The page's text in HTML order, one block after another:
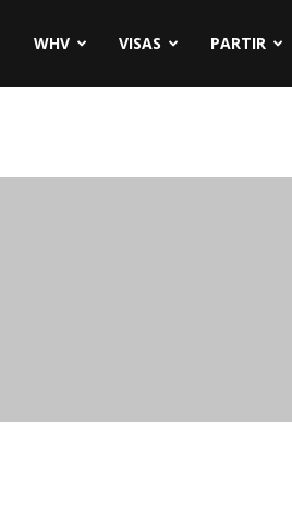
WHV VISAS PARTIR